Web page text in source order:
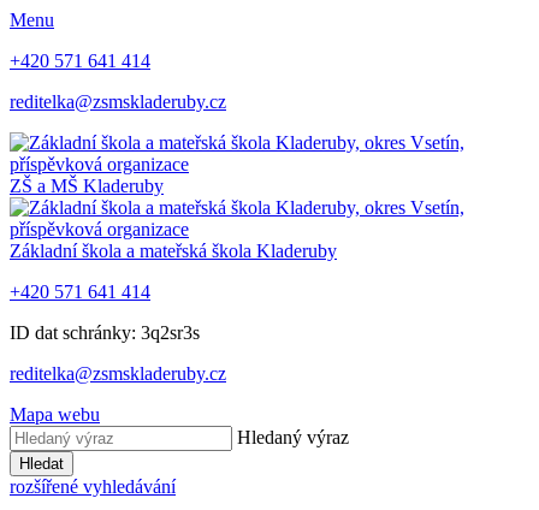
Menu
+420 571 641 414
reditelka@zsmskladeruby.cz
ZŠ a MŠ Kladeruby
Základní škola a mateřská škola Kladeruby
+420 571 641 414
ID dat schránky: 3q2sr3s
reditelka@zsmskladeruby.cz
Mapa webu
Hledaný výraz
Hledat
rozšířené vyhledávání